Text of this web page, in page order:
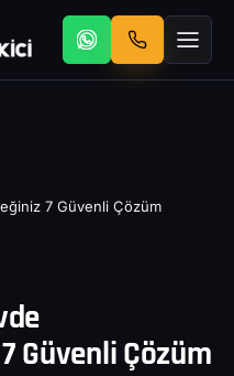
7 Güvenli Çözüm
Güvenli Çözüm